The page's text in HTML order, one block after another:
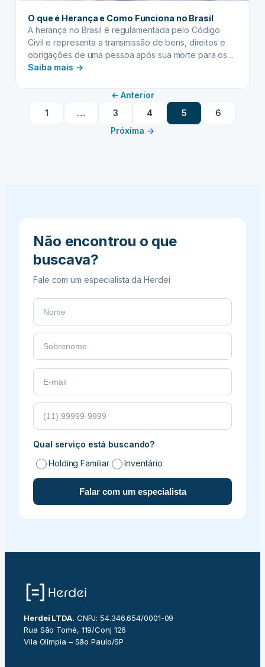
O que é Herança e Como Funciona no Brasil
A herança no Brasil é regulamentada pelo Código
Civil e representa a transmissão de bens, direitos e
obrigações de uma pessoa após sua morte para os
herdeiros legais ou testamentários. Além dos
simbólicas que refletem tradições familiares e
questões sociais. Este artigo aborda os fundamentos
jurídicos da herança,…
Saiba mais →:
é
Herança
← Anterior
1
… 3 4 5
6
Próxima →
Não encontrou o que
buscava?
Fale com um especialista da Herdei
Qual serviço está buscando?
Holding Familiar
Inventário
Falar com um especialista
Herdei LTDA. CNPJ: 54.346.654/0001-09
Rua São Tomé, 119/Conj 126
Vila Olímpia – São Paulo/SP